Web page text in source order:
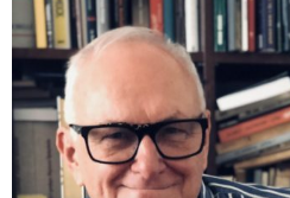
plików
dźwiękowych